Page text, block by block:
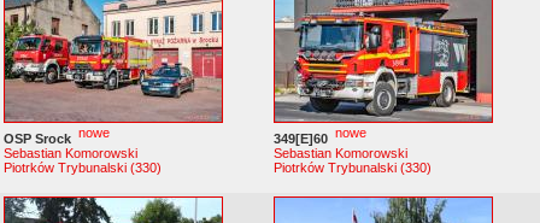
OSP Srock nowe
Sebastian Komorowski
Piotrków Trybunalski (330)
349[E]60 nowe
Sebastian Komorowski
Piotrków Trybunalski (330)